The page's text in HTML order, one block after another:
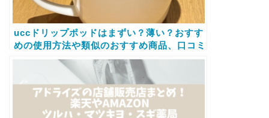
uccドリップポッドはまずい？薄い？おすす
めの使用方法や類似のおすすめ商品、口コミ
情報などをご紹介します！